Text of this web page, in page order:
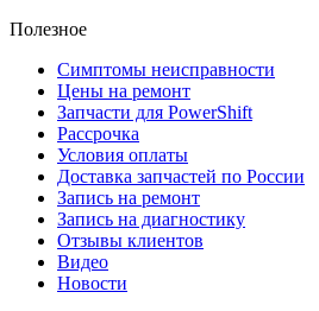
Полезное
Симптомы неисправности
Цены на ремонт
Запчасти для PowerShift
Рассрочка
Условия оплаты
Доставка запчастей по России
Запись на ремонт
Запись на диагностику
Отзывы клиентов
Видео
Новости